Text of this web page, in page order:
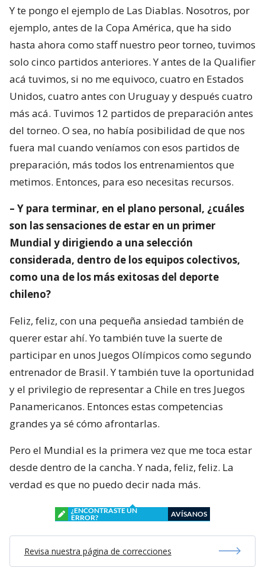
Y te pongo el ejemplo de Las Diablas. Nosotros, por
ejemplo, antes de la Copa América, que ha sido
hasta ahora como staff nuestro peor torneo, tuvimos
solo cinco partidos anteriores. Y antes de la Qualifier
acá tuvimos, si no me equivoco, cuatro en Estados
Unidos, cuatro antes con Uruguay y después cuatro
más acá. Tuvimos 12 partidos de preparación antes
del torneo. O sea, no había posibilidad de que nos
fuera mal cuando veníamos con esos partidos de
preparación, más todos los entrenamientos que
metimos. Entonces, para eso necesitas recursos.
– Y para terminar, en el plano personal, ¿cuáles
son las sensaciones de estar en un primer
Mundial y dirigiendo a una selección
considerada, dentro de los equipos colectivos,
como una de los más exitosas del deporte
chileno?
Feliz, feliz, con una pequeña ansiedad también de
querer estar ahí. Yo también tuve la suerte de
participar en unos Juegos Olímpicos como segundo
entrenador de Brasil. Y también tuve la oportunidad
y el privilegio de representar a Chile en tres Juegos
Panamericanos. Entonces estas competencias
grandes ya sé cómo afrontarlas.
Pero el Mundial es la primera vez que me toca estar
desde dentro de la cancha. Y nada, feliz, feliz. La
verdad es que no puedo decir nada más.
¿ENCONTRASTE UN
ERROR?
AVÍSANOS
Revisa nuestra página de correcciones